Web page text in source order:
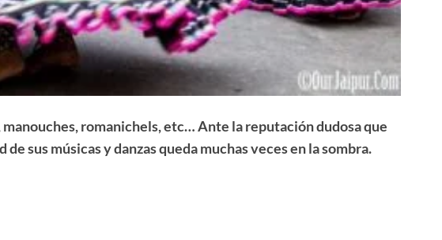
romanichels, etc… Ante la reputación dudosa que
sus músicas y danzas queda muchas veces en la sombra.